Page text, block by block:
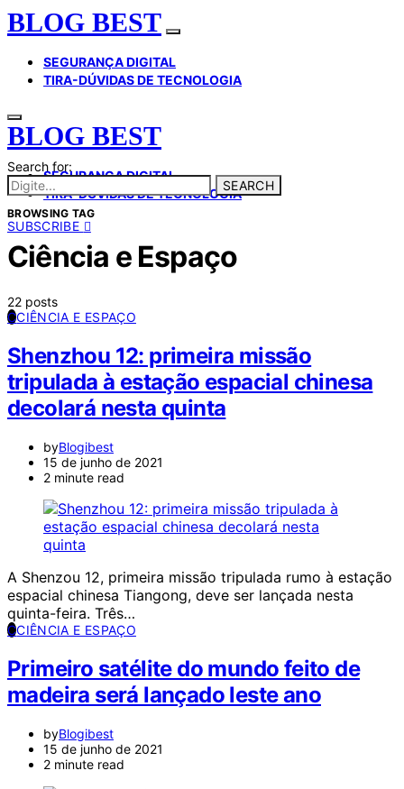
BLOG BEST
SEGURANÇA DIGITAL
TIRA-DÚVIDAS DE TECNOLOGIA
BLOG BEST
SEGURANÇA DIGITAL
TIRA-DÚVIDAS DE TECNOLOGIA
SUBSCRIBE
Search for:
SEARCH
BROWSING TAG
Ciência e Espaço
22 posts
CCIÊNCIA E ESPAÇO
Shenzhou 12: primeira missão
tripulada à estação espacial chinesa
decolará nesta quinta
byBlogibest
15 de junho de 2021
2 minute read
A Shenzou 12, primeira missão tripulada rumo à estação
espacial chinesa Tiangong, deve ser lançada nesta
quinta-feira. Três…
CCIÊNCIA E ESPAÇO
Primeiro satélite do mundo feito de
madeira será lançado leste ano
byBlogibest
15 de junho de 2021
2 minute read